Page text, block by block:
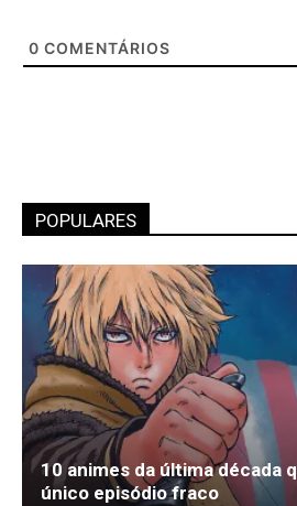
0 COMENTÁRIOS
POPULARES
10 animes da última década
único episódio fraco